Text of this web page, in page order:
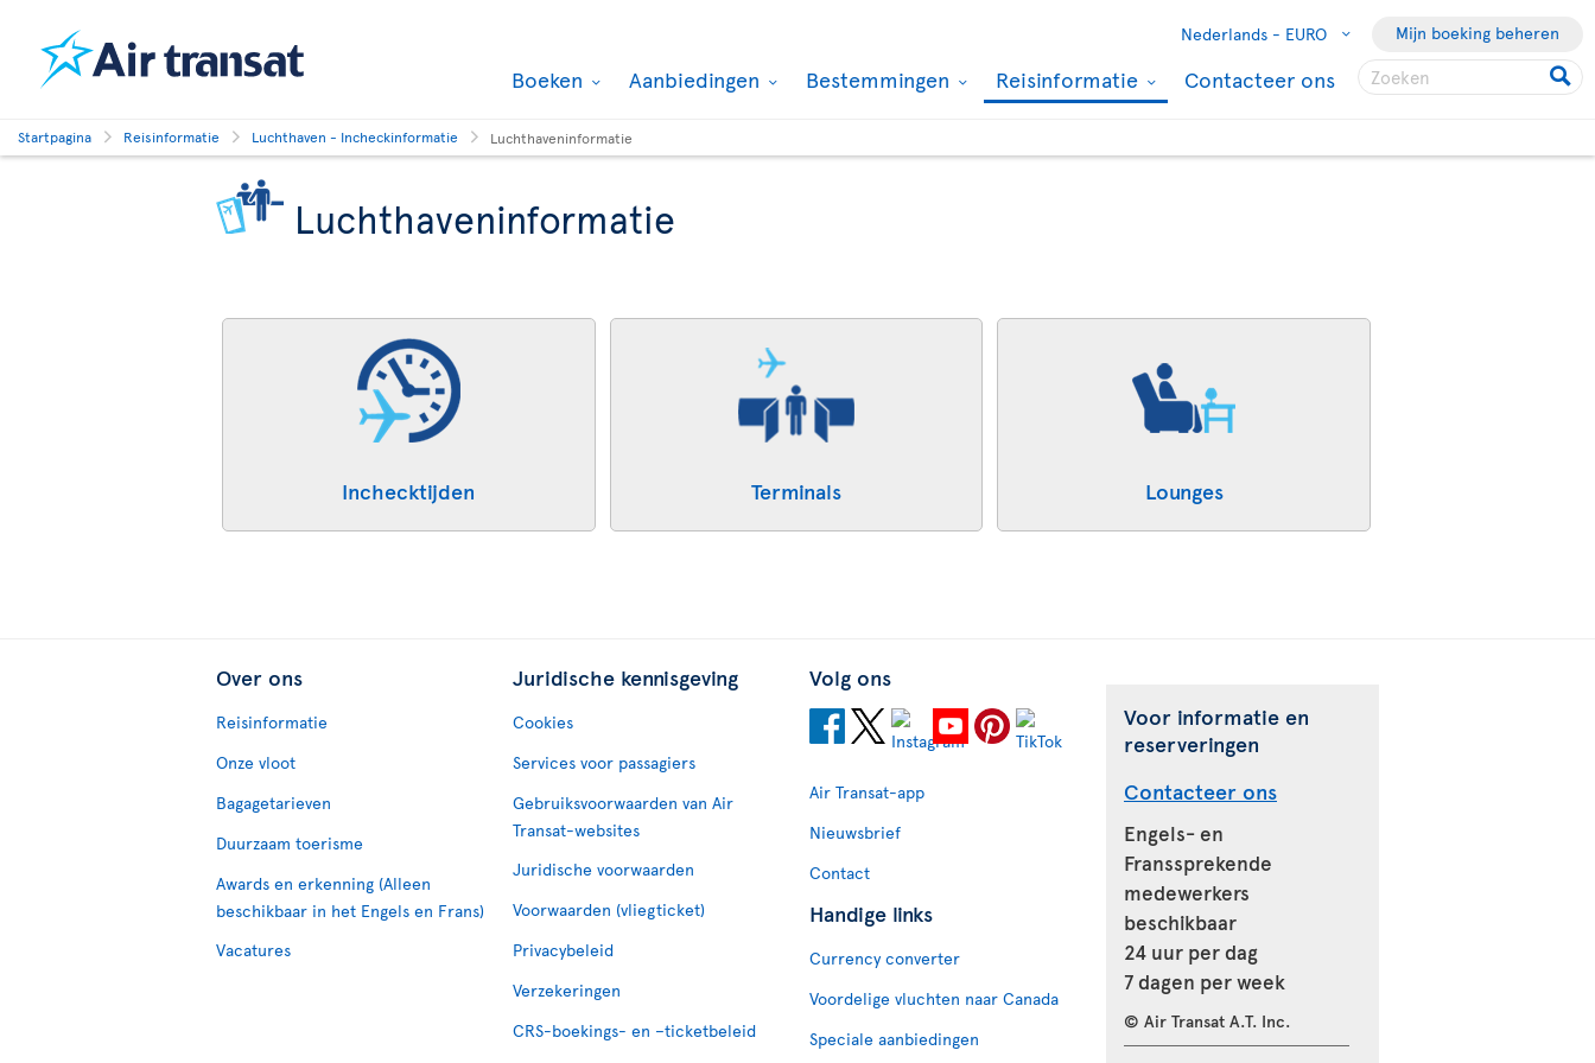
Nederlands - EURO Mijn boeking beheren
Boeken Aanbiedingen Bestemmingen Reisinformatie Contacteer ons
Startpagina Reisinformatie Luchthaven - Incheckinformatie Luchthaveninformatie
Luchthaveninformatie
Inchecktijden Terminals Lounges
Over ons
Reisinformatie
Onze vloot
Bagagetarieven
Duurzaam toerisme
Awards en erkenning (Alleen
beschikbaar in het Engels en Frans)
Vacatures
Juridische kennisgeving
Cookies
Services voor passagiers
Gebruiksvoorwaarden van Air
Transat-websites
Juridische voorwaarden
Voorwaarden (vliegticket)
Privacybeleid
Verzekeringen
CRS-boekings- en –ticketbeleid
Volg ons
Air Transat-app
Nieuwsbrief
Contact
Handige links
Currency converter
Voordelige vluchten naar Canada
Speciale aanbiedingen
Voor informatie en
reserveringen
Contacteer ons
Engels- en
Franssprekende
medewerkers
beschikbaar
24 uur per dag
7 dagen per week
© Air Transat A.T. Inc.